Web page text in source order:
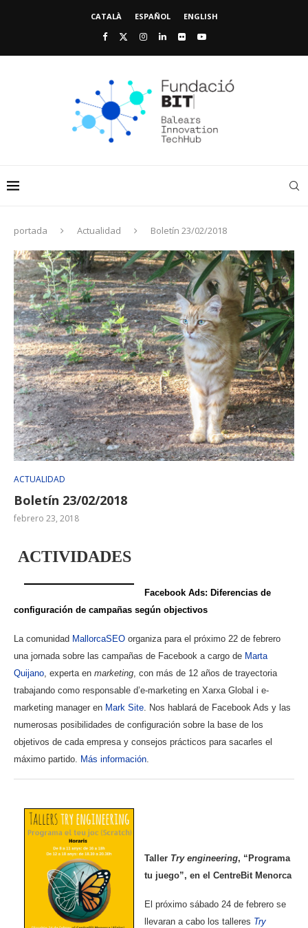
CATALÀ ESPAÑOL ENGLISH
portada Actualidad Boletín 23/02/2018
ACTUALIDAD
Boletín 23/02/2018
febrero 23, 2018
ACTIVIDADES
Facebook Ads: Diferencias de
configuración de campañas según objectivos
La comunidad MallorcaSEO organiza para el próximo 22 de febrero
una jornada sobre las campañas de Facebook a cargo de Marta
Quijano, experta en marketing, con más de 12 años de trayectoria
trabajando como responsable d’e-marketing en Xarxa Global i e-
marketing manager en Mark Site. Nos hablará de Facebook Ads y las
numerosas posibilidades de configuración sobre la base de los
objetivos de cada empresa y consejos prácticos para sacarles el
máximo partido. Más información.
Taller Try engineering, “Programa
tu juego”, en el CentreBit Menorca
El próximo sábado 24 de febrero se
llevaran a cabo los talleres Try